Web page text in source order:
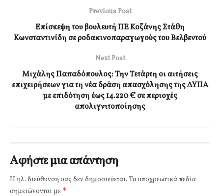
Previous Post
Επίσκεψη του βουλευτή ΠΕ Κοζάνης Στάθη
Κωνσταντινίδη σε ροδακινοπαραγωγούς του Βελβεντού
Next Post
Μιχάλης Παπαδόπουλος: Την Τετάρτη οι αιτήσεις
επιχειρήσεων για τη νέα δράση απασχόλησης της ΔΥΠΑ
με επιδότηση έως 14.220 € σε περιοχές
απολιγνιτοποίησης
Αφήστε μια απάντηση
Η ηλ. διεύθυνση σας δεν δημοσιεύεται. Τα υποχρεωτικά πεδία
σημειώνονται με *